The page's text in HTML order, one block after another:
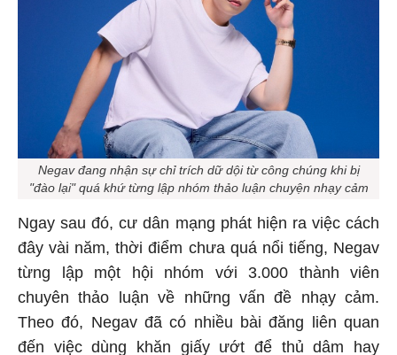
Negav đang nhận sự chỉ trích dữ dội từ công chúng khi bị
"đào lại" quá khứ từng lập nhóm thảo luận chuyện nhạy cảm
Ngay sau đó, cư dân mạng phát hiện ra việc cách
đây vài năm, thời điểm chưa quá nổi tiếng, Negav
từng lập một hội nhóm với 3.000 thành viên
chuyên thảo luận về những vấn đề nhạy cảm.
Theo đó, Negav đã có nhiều bài đăng liên quan
đến việc dùng khăn giấy ướt để thủ dâm hay